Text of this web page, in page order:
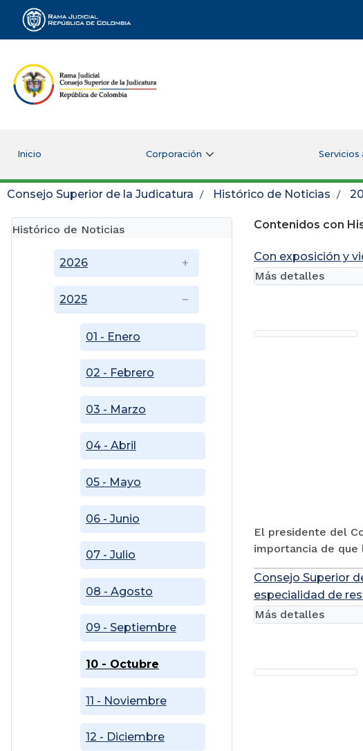
Rama Judicial
Inicio Corporación Servicios
Consejo Superior de la Judicatura Histórico de Noticias
Histórico de Noticias
2025
01 - Enero
02 - Febrero
03 - Marzo
04 - Abril
05 - Mayo
06 - Junio
07 - Julio
08 - Agosto
09 - Septiembre
10 - Octubre
11 - Noviembre
12 - Diciembre
2026
Contenidos con
Con exposición y
El presidente del
importancia de que
Más detalles
Consejo Superior
especialidad de
Más detalles